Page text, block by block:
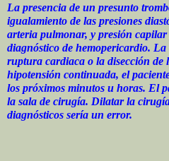
La presencia de un presunto
igualamiento de las presiones
arteria pulmonar, y presión
diagnóstico de hemopericardio. La
ruptura cardiaca o la disección de
hipotensión continuada, el
los próximos minutos u horas. El
la sala de cirugía. Dilatar la
diagnósticos sería un error.